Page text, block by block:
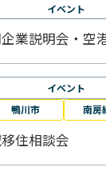
イベント
業説明会・空
イベント
鴨川市
南房
住相談会